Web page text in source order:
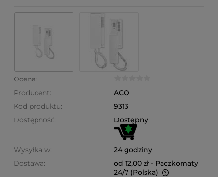
Ocena:
Producent:
ACO
Kod produktu:
9313
Dostępność:
Dostępny
Wysyłka w:
24 godziny
Dostawa:
od 12,00 zł - Paczkomaty
24/7 (Polska)